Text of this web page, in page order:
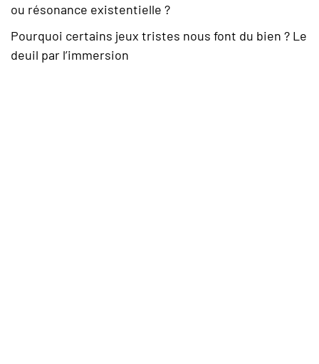
ou résonance existentielle ?
Pourquoi certains jeux tristes nous font du bien ? Le
deuil par l’immersion